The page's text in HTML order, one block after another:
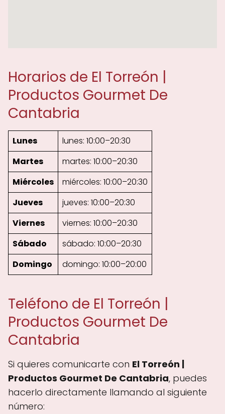
Horarios de El Torreón |
Productos Gourmet De
Cantabria
Lunes
lunes: 10:00–20:30
Martes
martes: 10:00–20:30
Miércoles
miércoles: 10:00–20:30
Jueves
jueves: 10:00–20:30
Viernes
viernes: 10:00–20:30
Sábado
sábado: 10:00–20:30
Domingo
domingo: 10:00–20:00
Teléfono de El Torreón |
Productos Gourmet De
Cantabria
Si quieres comunicarte con El Torreón |
Productos Gourmet De Cantabria, puedes
hacerlo directamente llamando al siguiente
número: